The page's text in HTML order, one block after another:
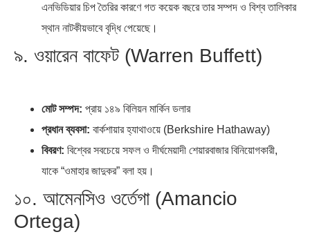
এনভিডিয়ার চিপ তৈরির কারণে গত কয়েক বছরে তার সম্পদ ও বিশ্ব তালিকার
স্থান নাটকীয়ভাবে বৃদ্ধি পেয়েছে।
৯. ওয়ারেন বাফেট (Warren Buffett)
মোট সম্পদ: প্রায় ১৪৯ বিলিয়ন মার্কিন ডলার
প্রধান ব্যবসা: বার্কশায়ার হ্যাথাওয়ে (Berkshire Hathaway)
বিবরণ: বিশ্বের সবচেয়ে সফল ও দীর্ঘমেয়াদী শেয়ারবাজার বিনিয়োগকারী,
যাকে “ওমাহার জাদুকর” বলা হয়।
১০. আমেনসিও ওর্তেগা (Amancio
Ortega)